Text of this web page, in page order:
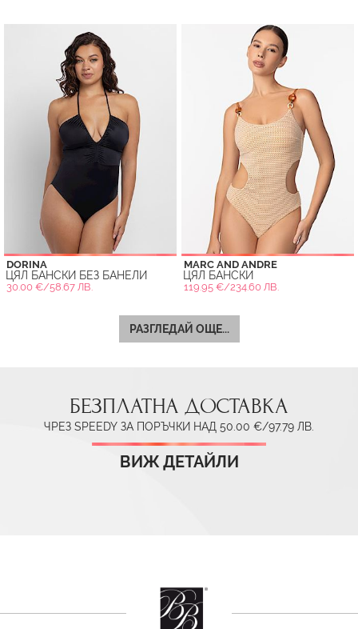
DORINA
ЦЯЛ БАНСКИ БЕЗ БАНЕЛИ
30.00 €/58.67 ЛВ.
MARC AND ANDRE
ЦЯЛ БАНСКИ
119.95 €/234.60 ЛВ.
РАЗГЛЕДАЙ ОЩЕ...
БЕЗПЛАТНА ДОСТАВКА
ЧРЕЗ SPEEDY ЗА ПОРЪЧКИ НАД 50.00 €/97.79 ЛВ.
ВИЖ ДЕТАЙЛИ